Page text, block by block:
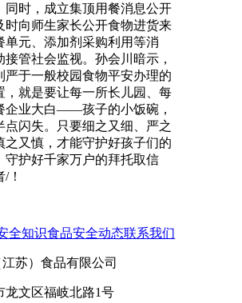
同时，成立集顶用餐消息公开
时向师生家长公开食物进货来
单元、添加剂采购利用等消
接管社会监视。孙会川暗示，
严于一般校园食物平安办理的
，就是要让每一所长儿园、每
企业大白——孩子的小饭碗，
点闪失。只要细之又细、严之
之又慎，才能守护好孩子们的
守护好千家万户的拜托取信
！
全知识食品安全动态联系我们
苏）食品有限公司
龙文区福岐北路1号